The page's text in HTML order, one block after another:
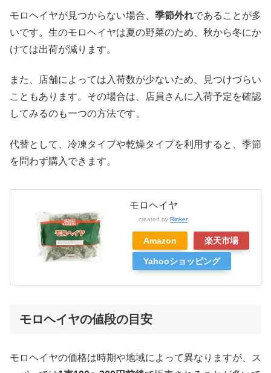
モロヘイヤが見つからない場合、 季節外れであることが多
いです。生のモロヘイヤは夏の野菜のため、秋から冬にか
けては出荷が減ります。
また、店舗によっては入荷数が少ないため、見つけづらい
こともあります。その場合は、店員さんに入荷予定を確認
してみるのも一つの方法です。
代替として、冷凍タイプや乾燥タイプを利用すると、季節
を問わず購入できます。
モロヘイヤ
created by Rinker
Amazon 楽天市場
Yahooショッピング
モロヘイヤの値段の目安
モロヘイヤの価格は時期や地域によって異なりますが、ス